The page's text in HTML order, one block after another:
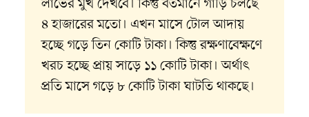
লাভের মুখ দেখবে। কিন্তু বর্তমানে গাড়ি চলছে
৪ হাজারের মতো। এখন মাসে টোল আদায়
হচ্ছে গড়ে তিন কোটি টাকা। কিন্তু রক্ষণাবেক্ষণে
খরচ হচ্ছে প্রায় সাড়ে ১১ কোটি টাকা। অর্থাৎ
প্রতি মাসে গড়ে ৮ কোটি টাকা ঘাটতি থাকছে।